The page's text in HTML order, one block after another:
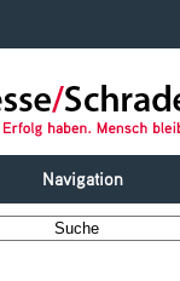
Navigation